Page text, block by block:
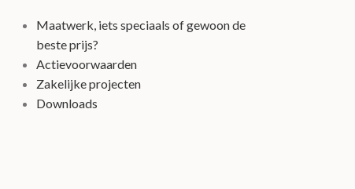
Maatwerk, iets speciaals of gewoon de
beste prijs?
Actievoorwaarden
Zakelijke projecten
Downloads